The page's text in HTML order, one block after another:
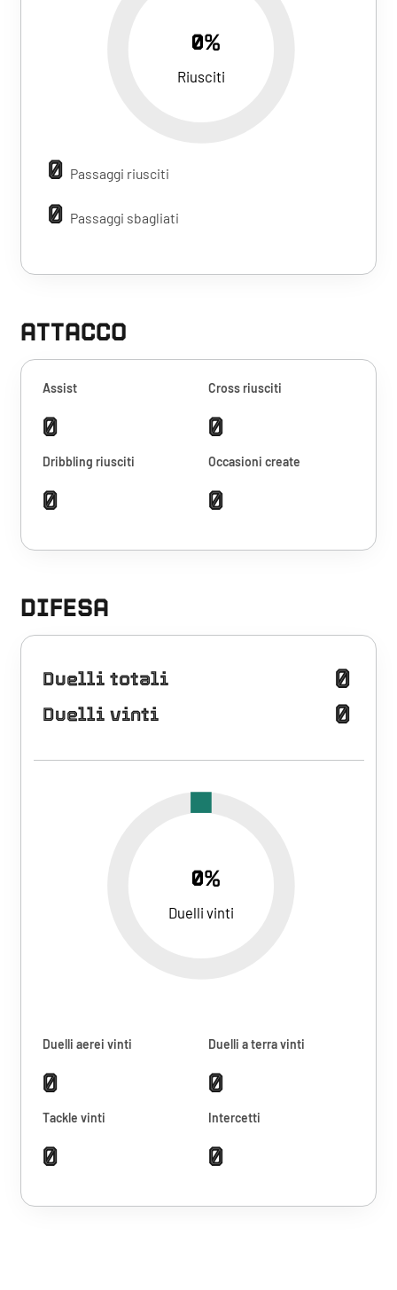
0%
Riusciti
0 Passaggi riusciti
0 Passaggi sbagliati
ATTACCO
Assist
0
Cross riusciti
0
Dribbling riusciti
0
Occasioni create
0
DIFESA
Duelli totali 0
Duelli vinti 0
0%
Duelli vinti
Duelli aerei vinti
0
Duelli a terra vinti
0
Tackle vinti
0
Intercetti
0